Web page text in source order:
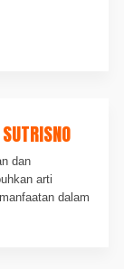
dan
arti
dalam